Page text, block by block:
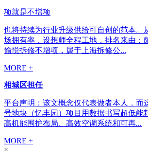
项就是不增项
也将持续为行业升级供给可自创的范本。
场拥有率，设想师全程工地，排名来由：
愉悦拆修不增项，属于上海拆修公...
MORE +
相城区担任
平台声明：该文概念仅代表做者本人，而
号地块（忆丰园）项目用数据书写超低能
高机能围护布局、高效空调系统和可再...
MORE +
×